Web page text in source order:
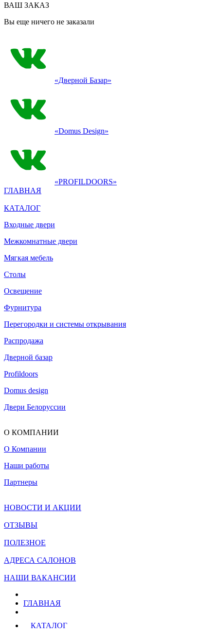
ВАШ ЗАКАЗ
Вы еще ничего не заказали
«Дверной Базар»
«Domus Design»
«PROFILDOORS»
ГЛАВНАЯ
КАТАЛОГ
Входные двери
Межкомнатные двери
Мягкая мебель
Столы
Освещение
Фурнитура
Перегородки и системы открывания
Распродажа
Дверной базар
Profildoors
Domus design
Двери Белоруссии
О КОМПАНИИ
О Компании
Наши работы
Партнеры
НОВОСТИ И АКЦИИ
ОТЗЫВЫ
ПОЛЕЗНОЕ
АДРЕСА САЛОНОВ
НАШИ ВАКАНСИИ
ГЛАВНАЯ
КАТАЛОГ